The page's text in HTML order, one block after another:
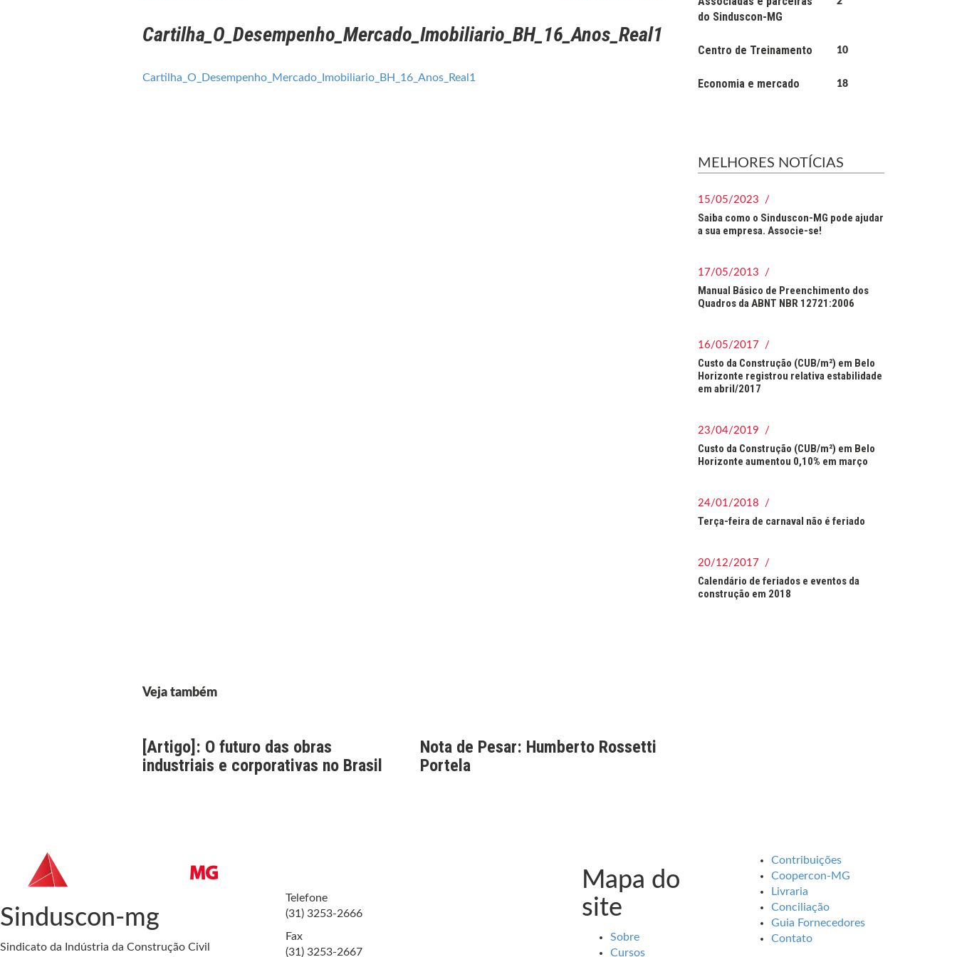
Cartilha_O_Desempenho_Mercado_Imobiliario_BH_16_Anos_Real1
Cartilha_O_Desempenho_Mercado_Imobiliario_BH_16_Anos_Real1
do Sinduscon-MG
Centro de Treinamento 10
Economia e mercado 18
MELHORES NOTÍCIAS
15/05/2023 /
Saiba como o Sinduscon-MG pode ajudar
a sua empresa. Associe-se!
17/05/2013 /
Manual Básico de Preenchimento dos
Quadros da ABNT NBR 12721:2006
16/05/2017 /
Custo da Construção (CUB/m²) em Belo
Horizonte registrou relativa estabilidade
em abril/2017
23/04/2019 /
Custo da Construção (CUB/m²) em Belo
Horizonte aumentou 0,10% em março
24/01/2018 /
Terça-feira de carnaval não é feriado
20/12/2017 /
Calendário de feriados e eventos da
construção em 2018
Veja também
[Artigo]: O futuro das obras
industriais e corporativas no Brasil
Nota de Pesar: Humberto Rossetti
Portela
Sinduscon-mg
Sindicato da Indústria da Construção Civil
Telefone
(31) 3253-2666
Fax
(31) 3253-2667
Mapa do
site
Sobre
Cursos
Contribuições
Coopercon-MG
Livraria
Conciliação
Guia Fornecedores
Contato